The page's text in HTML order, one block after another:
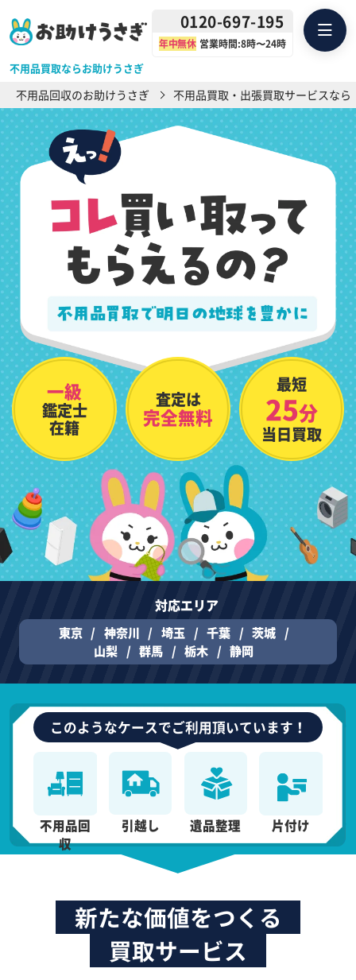
不用品買取ならお助けうさぎ
0120-697-195
年中無休 営業時間:8時〜24時
不用品回収のお助けうさぎ 不用品買取・出張買取サービスな
一級
鑑定士
在籍
査定は
完全無料
最短
25分
当日買取
対応エリア
東京 神奈川 埼玉 千葉
茨城
山梨
群馬 栃木 静岡
このようなケースでご利用頂いています！
不用品回
収
引越し 遺品整理 片付け
新たな価値をつくる
買取サービス